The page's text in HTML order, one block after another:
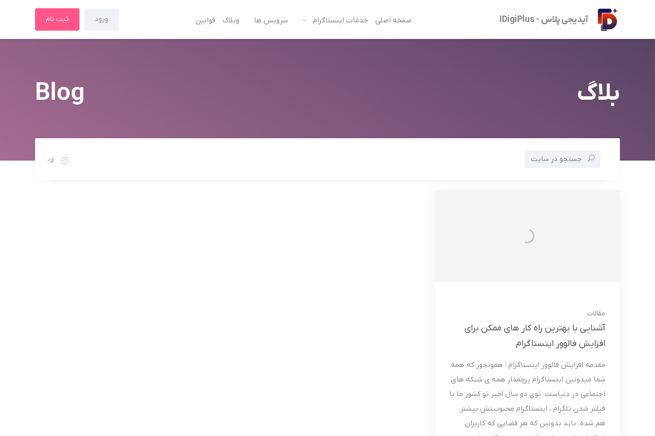
آیدیجی پلاس - IDigiPlus صفحه اصلی خدمات اینستاگرام سرویس ها وبلاگ قوانین ورود ثبت نام
بلاگ Blog
جستجو در سایت
مقالات
آشنایی با بهترین راه کار های ممکن برای
افزایش فالوور اینستاگرام
مقدمه افزایش فالوور اینستاگرام : همونجور که همه
شما میدونین اینستاگرام پرچمدار همه ی شبکه های
اجتماعی در دنیاست. توی دو سال اخیر تو کشور ما با
فیلتر شدن تلگرام ، اینستاگرام محبوبیتش بیشتر
هم شده. باید بدونین که هر فضایی که کاربران